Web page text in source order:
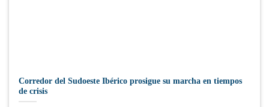
Corredor del Sudoeste Ibérico prosigue su marcha en tiempos
de crisis